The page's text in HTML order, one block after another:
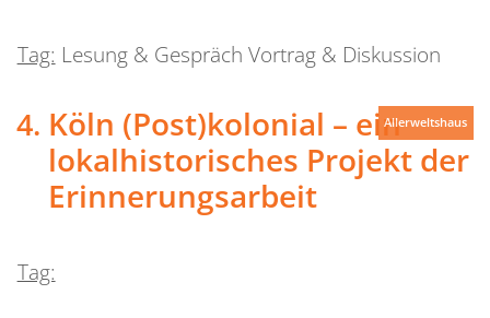
Tag: Lesung & Gespräch Vortrag & Diskussion
Köln (Post)kolonial – ein
lokalhistorisches Projekt der
Erinnerungsarbeit
Tag:
Allerweltshaus